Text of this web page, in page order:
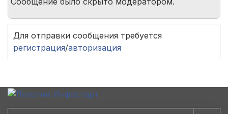
Для отправки сообщения требуется
регистрация/авторизация